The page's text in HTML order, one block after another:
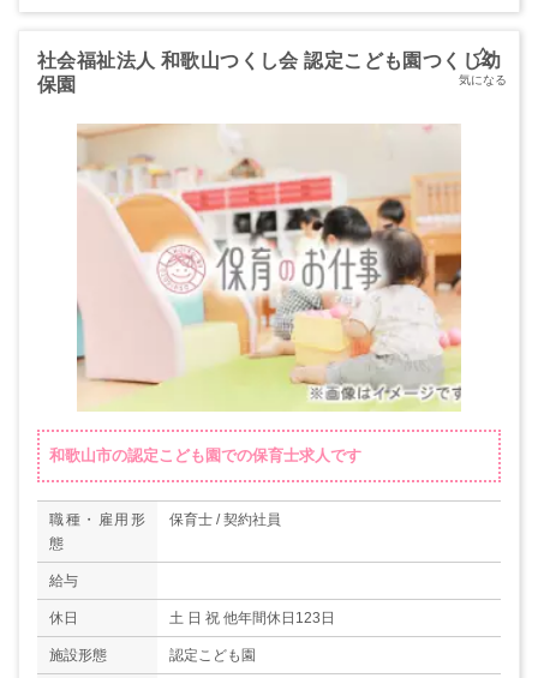
社会福祉法人 和歌山つくし会 認定こども園つくし幼
保園
和歌山市の認定こども園での保育士求人です
職種・雇用形
態
保育士 / 契約社員
給与
休日 土 日 祝 他年間休日123日
施設形態 認定こども園